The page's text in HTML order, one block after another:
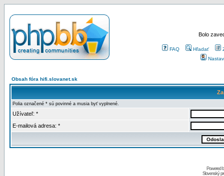
Bolo
FAQ Hľadať
Obsah fóra hifi.slovanet.sk
Polia označené * sú povinné a musia byť vyplnené.
Užívateľ: *
E-mailová adresa: *
Powered
Slovenský